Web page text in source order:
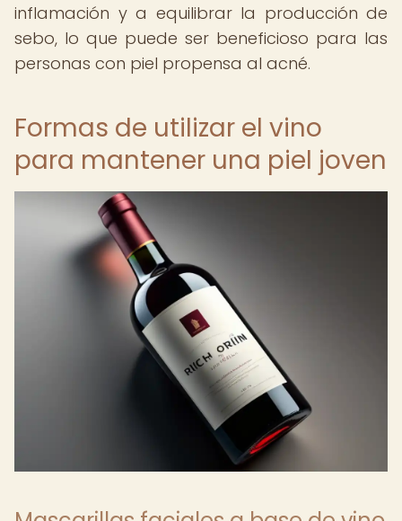
inflamación y a equilibrar la producción de
sebo, lo que puede ser beneficioso para las
personas con piel propensa al acné.
Formas de utilizar el vino
para mantener una piel joven